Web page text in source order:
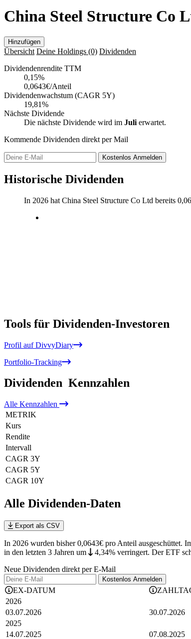
China Steel Structure Co
Hinzufügen
Übersicht Deine Holdings (0) Dividenden
Dividendenrendite TTM
0,15%
0,0643€/Anteil
Dividendenwachstum (CAGR 5Y)
19,81%
Nächste Dividende
Die nächste Dividende wird im Juli erwartet.
Kommende Dividenden direkt per Mail
Kostenlos Anmelden
Historische Dividenden
In 2026 hat China Steel Structure Co Ltd bereits
Tools für Dividenden-Investoren
Profil auf DivvyDiary
Portfolio-Tracking
Dividenden Kennzahlen
Alle Kennzahlen
METRIK
Kurs
Rendite
Intervall
CAGR 3Y
CAGR 5Y
CAGR 10Y
Alle Dividenden-Daten
Export als CSV
In 2026 wurden bisher 0,0643€ pro Anteil ausgeschüttet.
in den letzten 3 Jahren um 4,34% verringert. Der ETF
Neue Dividenden direkt per E-Mail
Kostenlos Anmelden
EX-DATUM
2026
03.07.2026
30.07.2026
2025
14.07.2025
07.08.2025